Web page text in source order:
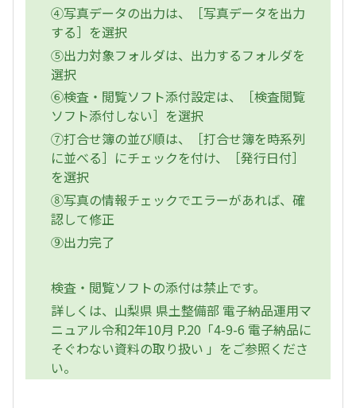
④写真データの出力は、［写真データを出力
する］を選択
⑤出力対象フォルダは、出力するフォルダを
選択
⑥検査・閲覧ソフト添付設定は、［検査閲覧
ソフト添付しない］を選択
⑦打合せ簿の並び順は、［打合せ簿を時系列
に並べる］にチェックを付け、［発行日付］
を選択
⑧写真の情報チェックでエラーがあれば、確
認して修正
⑨出力完了
検査・閲覧ソフトの添付は禁止です。
詳しくは、山梨県 県土整備部 電子納品運用マ
ニュアル令和2年10月 P.20「4-9-6 電子納品に
そぐわない資料の取り扱い 」をご参照くださ
い。